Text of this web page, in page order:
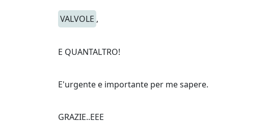
VALVOLE ,
E QUANTALTRO!
E'urgente e importante per me sapere.
GRAZIE..EEE